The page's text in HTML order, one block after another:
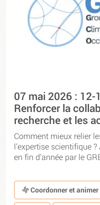
07 mai 2026 : 12-
Renforcer la
recherche et les
Comment mieux relier
l’expertise scientifique
en fin d’année par le
Coordonner et animer